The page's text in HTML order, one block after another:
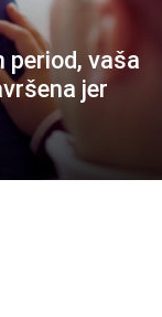
period, vaša
jer